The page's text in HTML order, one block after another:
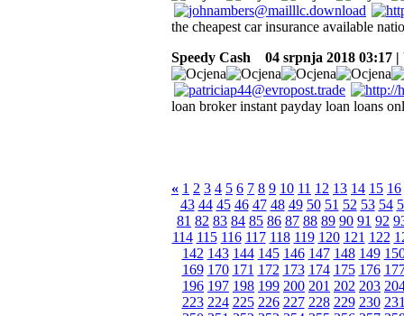
the cheapest car insurance available
Speedy Cash
04 srpnja 2018 03:17 |
loan broker instant payday loan loans
« 1 2 3 4 5 6 7 8 9 10 11 12 13 14 15 16
43 44 45 46 47 48 49 50 51 52 53 54
81 82 83 84 85 86 87 88 89 90 91 92
114 115 116 117 118 119 120 121 122
142 143 144 145 146 147 148 149
169 170 171 172 173 174 175 176
196 197 198 199 200 201 202 203
223 224 225 226 227 228 229 230